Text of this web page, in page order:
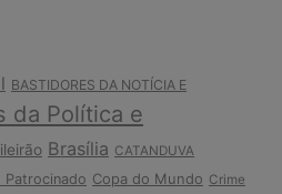
BASTIDORES DA NOTÍCIA E
da Política e
Brasília CATANDUVA
Patrocinado Copa do Mundo Crime